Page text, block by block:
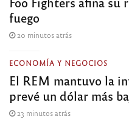
fuego
20 minutos atrás
ECONOMÍA Y NEGOCIOS
El REM mantuvo la
prevé un dólar más
23 minutos atrás